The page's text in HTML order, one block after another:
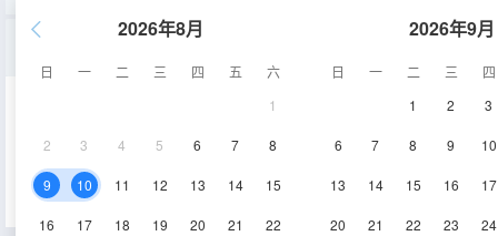
2026年8月
日 一 二 三 四 五
六
1
2 3 4 5 6 7 8
9 10 11 12 13 14 15
16 17 18 19 20 21 22
2026年9月
日 一 二 三
四
1
2 3
6 7 8 9 10
13 14 15 16 17
20 21 22 23 24
空調